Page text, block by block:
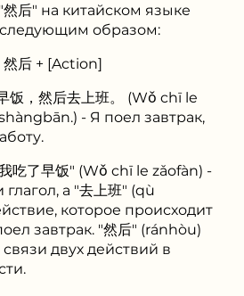
后" на китайском языке
образом:
后 + [Action]
，然后去上班。 (Wǒ chī le
- Я поел завтрак,
了早饭" (Wǒ chī le zǎofàn) -
а "去上班" (qù
которое происходит
завтрак. "然后" (ránhòu)
двух действий в